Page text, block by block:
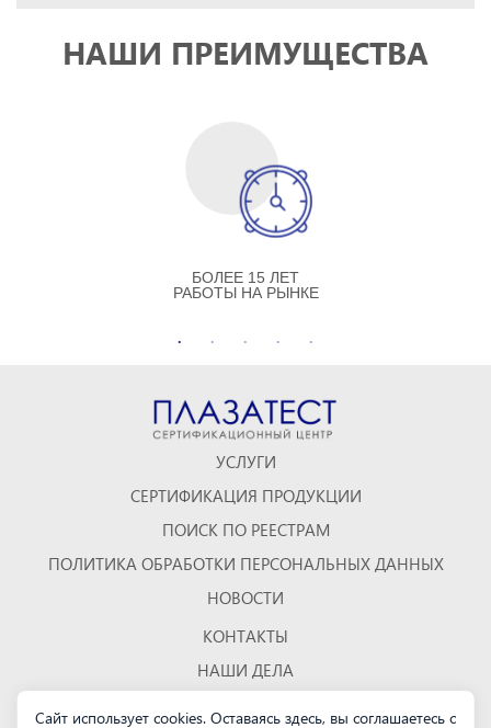
НАШИ ПРЕИМУЩЕСТВА
БОЛЕЕ 15 ЛЕТ
РАБОТЫ НА РЫНКЕ
УСЛУГИ
СЕРТИФИКАЦИЯ ПРОДУКЦИИ
ПОИСК ПО РЕЕСТРАМ
ПОЛИТИКА ОБРАБОТКИ ПЕРСОНАЛЬНЫХ ДАННЫХ
НОВОСТИ
КОНТАКТЫ
НАШИ ДЕЛА
Сайт использует cookies. Оставаясь здесь, вы соглашаетесь с